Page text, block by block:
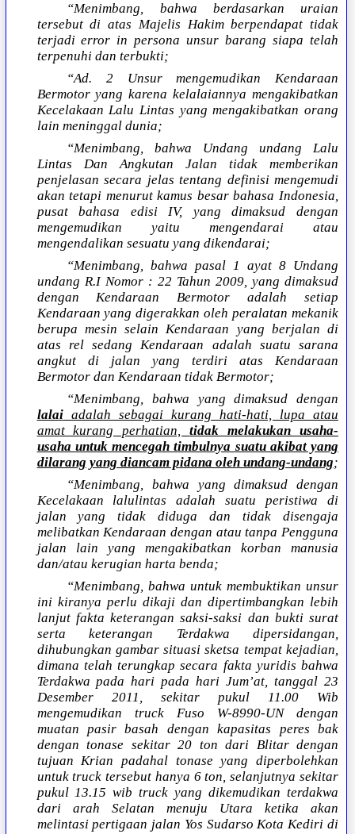
“Menimbang, bahwa berdasarkan uraian
tersebut di atas Majelis Hakim berpendapat tidak
terjadi error in persona unsur barang siapa telah
terpenuhi dan terbukti;
“Ad. 2 Unsur mengemudikan Kendaraan
Bermotor yang karena kelalaiannya mengakibatkan
Kecelakaan Lalu Lintas yang mengakibatkan orang
lain meninggal dunia;
“Menimbang, bahwa Undang undang Lalu
Lintas Dan Angkutan Jalan tidak memberikan
penjelasan secara jelas tentang definisi mengemudi
akan tetapi menurut kamus besar bahasa Indonesia,
pusat bahasa edisi IV, yang dimaksud dengan
mengemudikan yaitu mengendarai atau
mengendalikan sesuatu yang dikendarai;
“Menimbang, bahwa pasal 1 ayat 8 Undang
undang R.I Nomor : 22 Tahun 2009, yang dimaksud
dengan Kendaraan Bermotor adalah setiap
Kendaraan yang digerakkan oleh peralatan mekanik
berupa mesin selain Kendaraan yang berjalan di
atas rel sedang Kendaraan adalah suatu sarana
angkut di jalan yang terdiri atas Kendaraan
Bermotor dan Kendaraan tidak Bermotor;
“Menimbang, bahwa yang dimaksud dengan
lalaiadalah sebagai kurang hati-hati, lupa atau
amat kurang perhatian,tidak melakukan usaha-
usaha untuk mencegah timbulnya suatu akibat yang
dilarang yang diancam pidana oleh undang-undang;
“Menimbang, bahwa yang dimaksud dengan
Kecelakaan lalulintas adalah suatu peristiwa di
jalan yang tidak diduga dan tidak disengaja
melibatkan Kendaraan dengan atau tanpa Pengguna
jalan lain yang mengakibatkan korban manusia
dan/atau kerugian harta benda;
“Menimbang, bahwa untuk membuktikan unsur
ini kiranya perlu dikaji dan dipertimbangkan lebih
lanjut fakta keterangan saksi-saksi dan bukti surat
serta keterangan Terdakwa dipersidangan,
dihubungkan gambar situasi sketsa tempat kejadian,
dimana telah terungkap secara fakta yuridis bahwa
Terdakwa pada hari pada hari Jum’at, tanggal 23
Desember 2011, sekitar pukul 11.00 Wib
mengemudikan truck Fuso W-8990-UN dengan
muatan pasir basah dengan kapasitas peres bak
dengan tonase sekitar 20 ton dari Blitar dengan
tujuan Krian padahal tonase yang diperbolehkan
untuk truck tersebut hanya 6 ton, selanjutnya sekitar
pukul 13.15 wib truck yang dikemudikan terdakwa
dari arah Selatan menuju Utara ketika akan
melintasi pertigaan jalan Yos Sudarso Kota Kediri di